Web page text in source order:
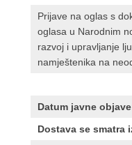
Prijave na oglas s
oglasa u Narodnim
razvoj i upravljanje
namještenika na
Datum javne
Dostava se smatra